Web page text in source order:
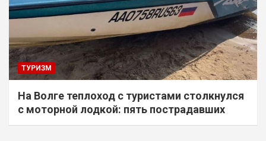
ТУРИЗМ
На Волге теплоход с туристами столкнулся
с моторной лодкой: пять пострадавших